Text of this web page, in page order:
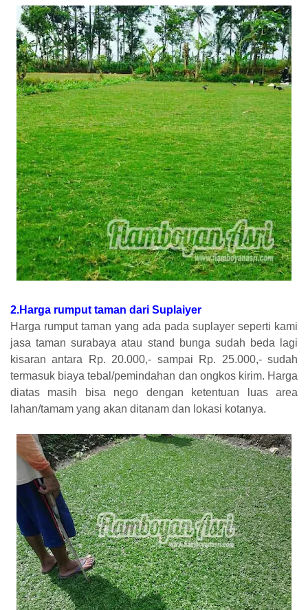
2.Harga rumput taman dari Suplaiyer
Harga rumput taman yang ada pada suplayer seperti kami
jasa taman surabaya atau stand bunga sudah beda lagi
kisaran antara Rp. 20.000,- sampai Rp. 25.000,- sudah
termasuk biaya tebal/pemindahan dan ongkos kirim. Harga
diatas masih bisa nego dengan ketentuan luas area
lahan/tamam yang akan ditanam dan lokasi kotanya.